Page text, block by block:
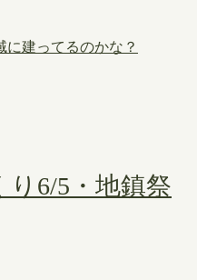
に建ってるのかな？
6/5・地鎮祭